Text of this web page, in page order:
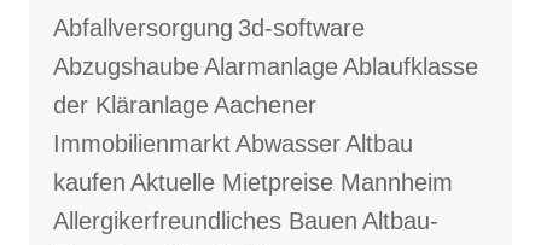
Abfallversorgung 3d-software
AbzugshaubeAlarmanlageAblaufklasse
der KläranlageAachener
ImmobilienmarktAbwasserAltbau
kaufen Aktuelle Mietpreise Mannheim
Allergikerfreundliches Bauen Altbau-